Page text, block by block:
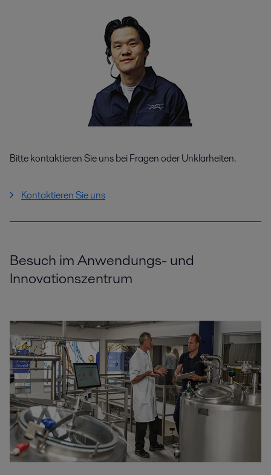
Bitte kontaktieren Sie uns bei Fragen oder Unklarheiten.
Kontaktieren Sie uns
Besuch im Anwendungs- und
Innovationszentrum